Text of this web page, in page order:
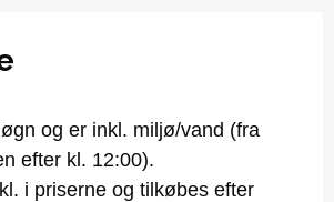
og er inkl. miljø/vand (fra
efter kl. 12:00).
i priserne og tilkøbes efter